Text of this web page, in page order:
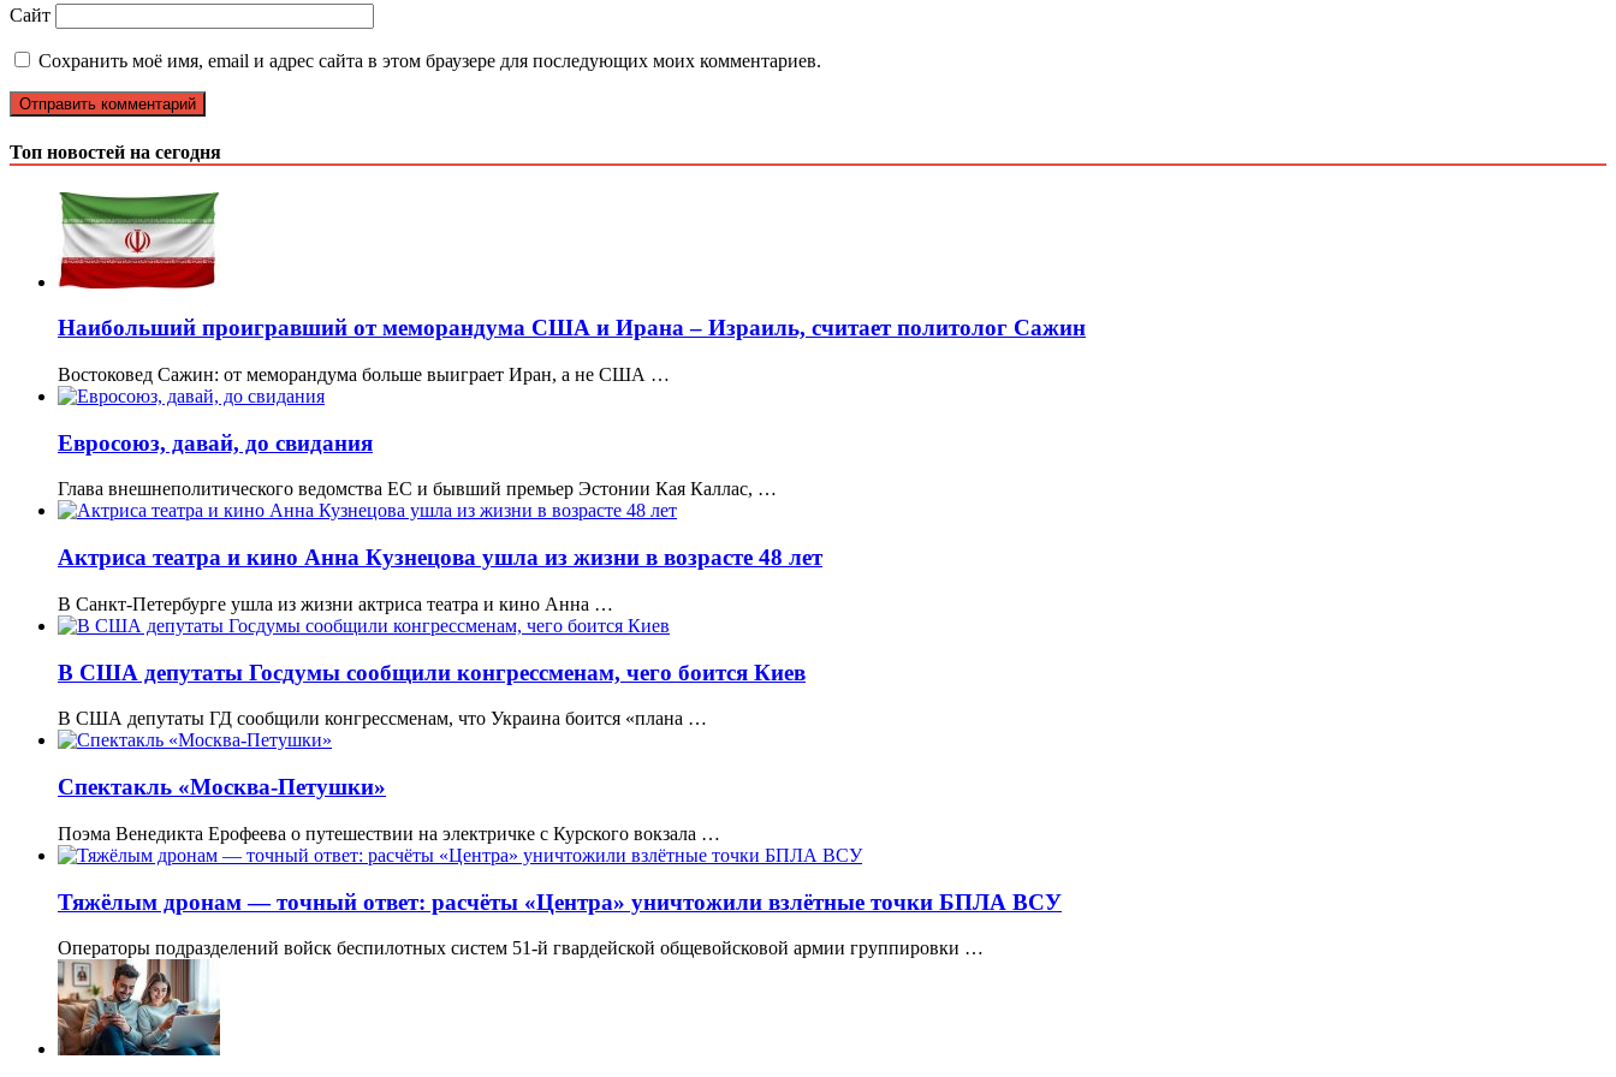
Сайт
Сохранить моё имя, email и адрес сайта в этом браузере для последующих моих комментариев.
Топ новостей на сегодня
Наибольший проигравший от меморандума США и Ирана – Израиль, считает политолог Сажин
Востоковед Сажин: от меморандума больше выиграет Иран, а не США …
Евросоюз, давай, до свидания
Глава внешнеполитического ведомства ЕС и бывший премьер Эстонии Кая Каллас, …
Актриса театра и кино Анна Кузнецова ушла из жизни в возрасте 48 лет
В Санкт-Петербурге ушла из жизни актриса театра и кино Анна …
В США депутаты Госдумы сообщили конгрессменам, чего боится Киев
В США депутаты ГД сообщили конгрессменам, что Украина боится «плана …
Спектакль «Москва-Петушки»
Поэма Венедикта Ерофеева о путешествии на электричке с Курского вокзала …
Тяжёлым дронам — точный ответ: расчёты «Центра» уничтожили взлётные точки БПЛА ВСУ
Операторы подразделений войск беспилотных систем 51-й гвардейской общевойсковой армии группировки …